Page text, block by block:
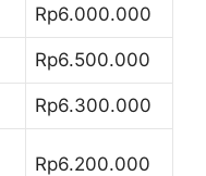
Rp6.000.000
Rp6.500.000
Rp6.300.000
Rp6.200.000